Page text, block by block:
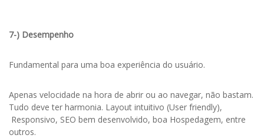
7-) Desempenho
Fundamental para uma boa experiência do usuário.
Apenas velocidade na hora de abrir ou ao navegar, não bastam.
Tudo deve ter harmonia. Layout intuitivo (User friendly),
Responsivo, SEO bem desenvolvido, boa Hospedagem, entre
outros.